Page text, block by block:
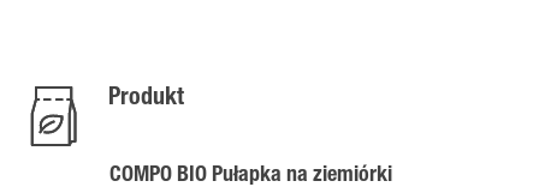
Produkt
COMPO BIO Pułapka na ziemiórki